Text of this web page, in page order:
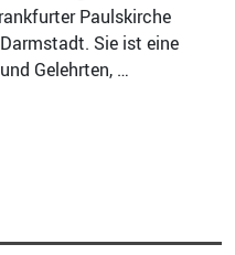
Paulskirche
Sie ist eine
Gelehrten, …